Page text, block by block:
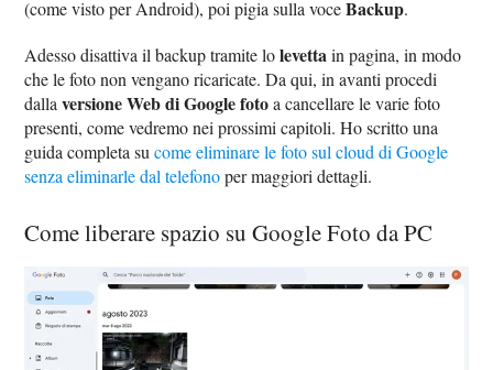
(come visto per Android), poi pigia sulla voceBackup.
Adesso disattiva il backup tramite lolevettain pagina, in modo
che le foto non vengano ricaricate. Da qui, in avanti procedi
dallaversione Web di Google fotoa cancellare le varie foto
presenti, come vedremo nei prossimi capitoli. Ho scritto una
guida completa sucome eliminare le foto sul cloud di Google
senza eliminarle dal telefonoper maggiori dettagli.
Come liberare spazio su Google Foto da PC